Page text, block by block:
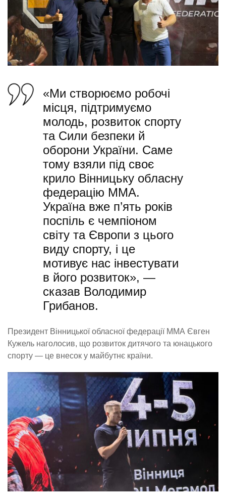
«Ми створюємо робочі
місця, підтримуємо
молодь, розвиток спорту
та Сили безпеки й
оборони України. Саме
тому взяли під своє
крило Вінницьку обласну
федерацію ММА.
Україна вже п’ять років
поспіль є чемпіоном
світу та Європи з цього
виду спорту, і це
мотивує нас інвестувати
в його розвиток», —
сказав Володимир
Грибанов.
Президент Вінницької обласної федерації ММА Євген
Кужель наголосив, що розвиток дитячого та юнацького
спорту — це внесок у майбутнє країни.